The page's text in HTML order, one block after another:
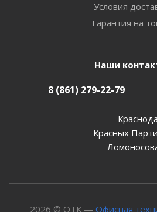
Условия
Гарантия на
Наши
8 (861) 279-22-79
Красных
2026 © ОТК — Офисная